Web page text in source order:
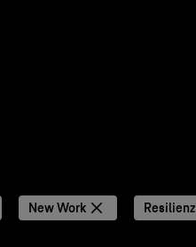
New Work Resilienz